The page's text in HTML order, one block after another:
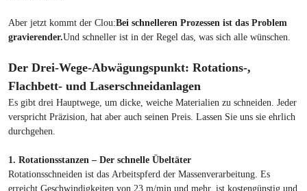
Aber jetzt kommt der Clou:Bei schnelleren Prozessen ist das Problem
gravierender.Und schneller ist in der Regel das, was sich alle wünschen.
Der Drei-Wege-Abwägungspunkt: Rotations-,
Flachbett- und Laserschneidanlagen
Es gibt drei Hauptwege, um dicke, weiche Materialien zu schneiden. Jeder
verspricht Präzision, hat aber auch seinen Preis. Lassen Sie uns sie ehrlich
durchgehen.
1. Rotationsstanzen – Der schnelle Übeltäter
Rotationsschneiden ist das Arbeitspferd der Massenverarbeitung. Es
erreicht Geschwindigkeiten von 23 m/min und mehr, ist kostengünstig und